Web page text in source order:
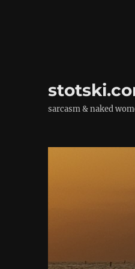
sarcasm & naked